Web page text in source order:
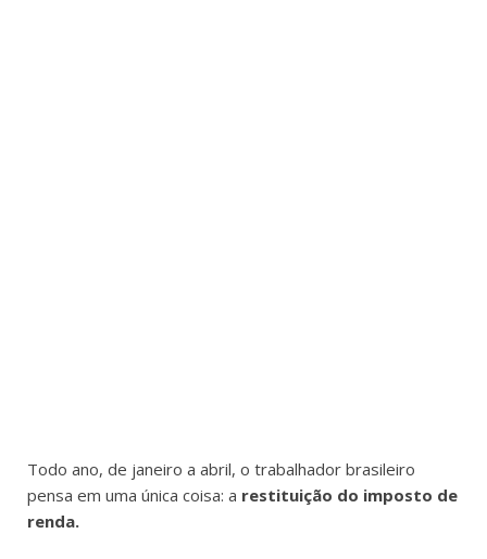
Todo ano, de janeiro a abril, o trabalhador brasileiro
pensa em uma única coisa: a restituição do imposto de
renda.